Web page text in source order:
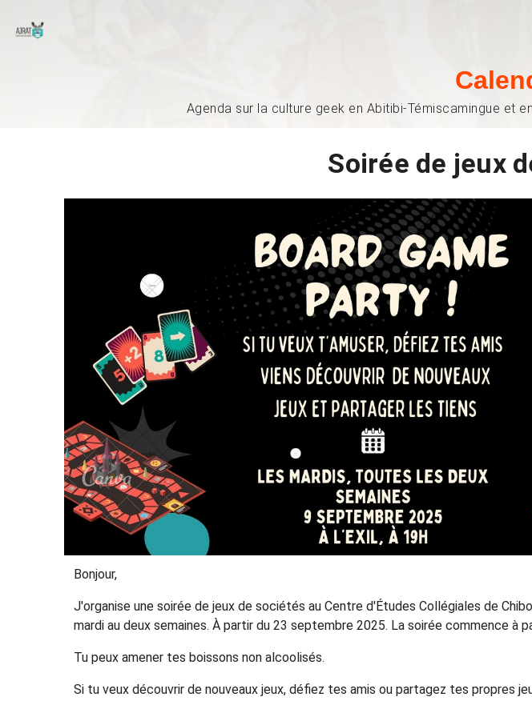
Agenda sur la culture geek en Abitibi-Témiscamingue et
Soirée de jeux
Bonjour,
J'organise une soirée de jeux de sociétés au Centre d'Études Collégiales de
mardi au deux semaines. À partir du 23 septembre 2025. La soirée commence à
Tu peux amener tes boissons non alcoolisés.
Si tu veux découvrir de nouveaux jeux, défiez tes amis ou partagez tes propres